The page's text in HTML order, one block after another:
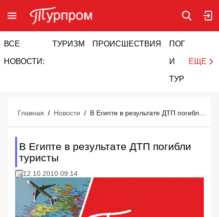
ВСЕ
НОВОСТИ:
ТУРИЗМ ПРОИСШЕСТВИЯ ПОГОДА
И
ТУРИЗМ
ЕЩЕ
Главная / Новости /
В Египте в результате ДТП погибли
туристы
12.10.2010 09:14